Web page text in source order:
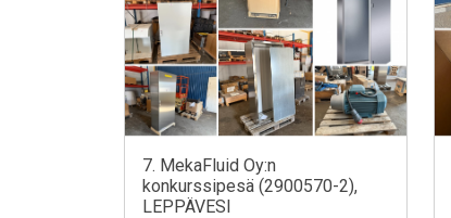
7. MekaFluid Oy:n
konkurssipesä (2900570-2),
LEPPÄVESI